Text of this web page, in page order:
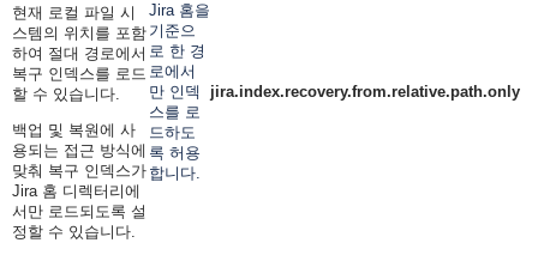
현재 로컬 파일 시
스템의 위치를 ​​포함
하여 절대 경로에서
복구 인덱스를 로드
할 수 있습니다.
백업 및 복원에 사
용되는 접근 방식에
맞춰 복구 인덱스가
Jira 홈 디렉터리에
서만 로드되도록 설
정할 수 있습니다.
Jira 홈을
기준으
로 한 경
로에서
만 인덱
스를 로
드하도
록 허용
합니다.
jira.index.recovery.from.relative.path.only